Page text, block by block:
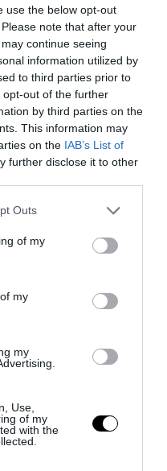
use the below opt-out
note that after your
continue seeing
information utilized by
to third parties prior to
out of the further
by third parties on the
This information may
on the IAB’s List of
further disclose it to other
one or more Google
You may click to
its third-party tags to
in below Google
Outs
of my
my
my
Use,
of my
with the
Εντοπίστηκε
το σημείο (upd)